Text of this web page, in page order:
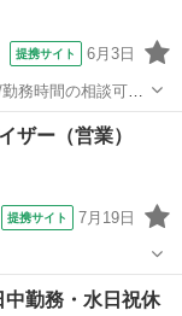
提携サイト 6月3日
務時間の相談可能/
仕事内容
ザー（営業）
提携サイト 7月19日
寄
・ファ...
勤務・水日祝休